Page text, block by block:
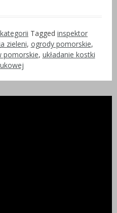
Tagged inspektor
zieleni, ogrody pomorskie,
pomorskie, układanie kostki